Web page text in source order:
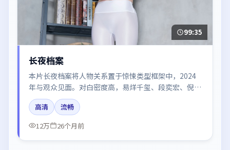
99:35
长夜档案
本片长夜档案将人物关系置于惊悚类型框架中，2024
年与观众见面。对白密度高，易烊千玺、段奕宏、倪妮
的台词节奏值得关注；整体气质偏韩国都市与冷色调摄
影。
高清
流畅
12万
26个月前